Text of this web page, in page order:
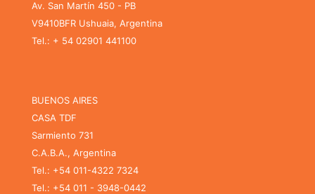
Av. San Martín 450 - PB
V9410BFR Ushuaia, Argentina
Tel.: + 54 02901 441100
BUENOS AIRES
CASA TDF
Sarmiento 731
C.A.B.A., Argentina
Tel.: +54 011-4322 7324
Tel.: +54 011 - 3948-0442